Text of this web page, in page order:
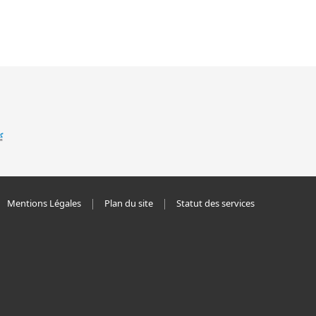
Mentions Légales Plan du site Statut des services